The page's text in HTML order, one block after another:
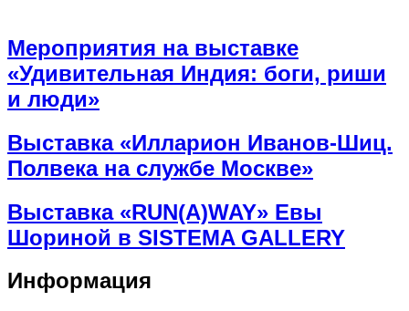
Мероприятия на выставке
«Удивительная Индия: боги, риши
и люди»
Выставка «Илларион Иванов-Шиц.
Полвека на службе Москве»
Выставка «RUN(A)WAY» Евы
Шориной в SISTEMA GALLERY
Информация